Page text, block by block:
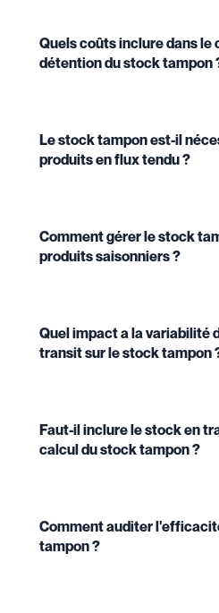
Quels coûts inclure dans le
détention du stock tampon
Le stock tampon est-il
produits en flux tendu ?
Comment gérer le stock
produits saisonniers ?
Quel impact a la variabilité
transit sur le stock tampon
Faut-il inclure le stock en
calcul du stock tampon ?
Comment auditer
tampon ?